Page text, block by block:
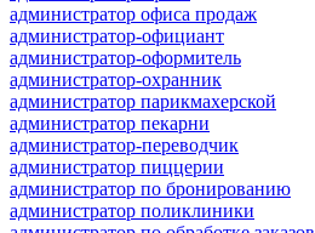
администратор офиса продаж
администратор-официант
администратор-оформитель
администратор-охранник
администратор парикмахерской
администратор пекарни
администратор-переводчик
администратор пиццерии
администратор по бронированию
администратор поликлиники